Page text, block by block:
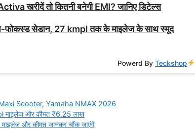
खरीदें तो कितनी बनेगी EMI? जानिए डिटेल्स
सेडान, 27 kmpl तक के माइलेज के साथ स्मूद
Powerd ByTeckshop
Scooter,Yamaha NMAX 2026
माइलेज और कीमत ₹6.25 लाख
और कीमत जानकर चौंक जाएंगे